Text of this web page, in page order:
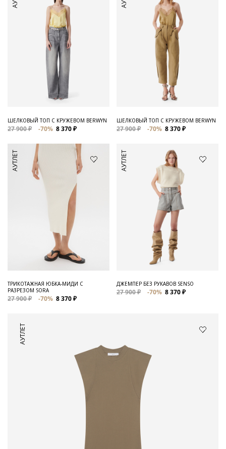
ШЕЛКОВЫЙ ТОП С КРУЖЕВОМ BERWYN
27 900 ₽ -70% 8 370 ₽
ШЕЛКОВЫЙ ТОП С КРУЖЕВОМ BERWYN
27 900 ₽ -70% 8 370 ₽
АУТЛЕТ
ТРИКОТАЖНАЯ ЮБКА-МИДИ С
РАЗРЕЗОМ SORA
27 900 ₽ -70% 8 370 ₽
АУТЛЕТ
ДЖЕМПЕР БЕЗ РУКАВОВ SENSO
27 900 ₽ -70% 8 370 ₽
АУТЛЕТ